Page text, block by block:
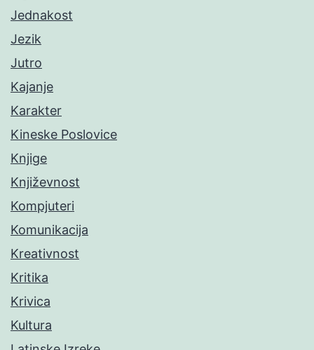
Jednakost
Jezik
Jutro
Kajanje
Karakter
Kineske Poslovice
Knjige
Književnost
Kompjuteri
Komunikacija
Kreativnost
Kritika
Krivica
Kultura